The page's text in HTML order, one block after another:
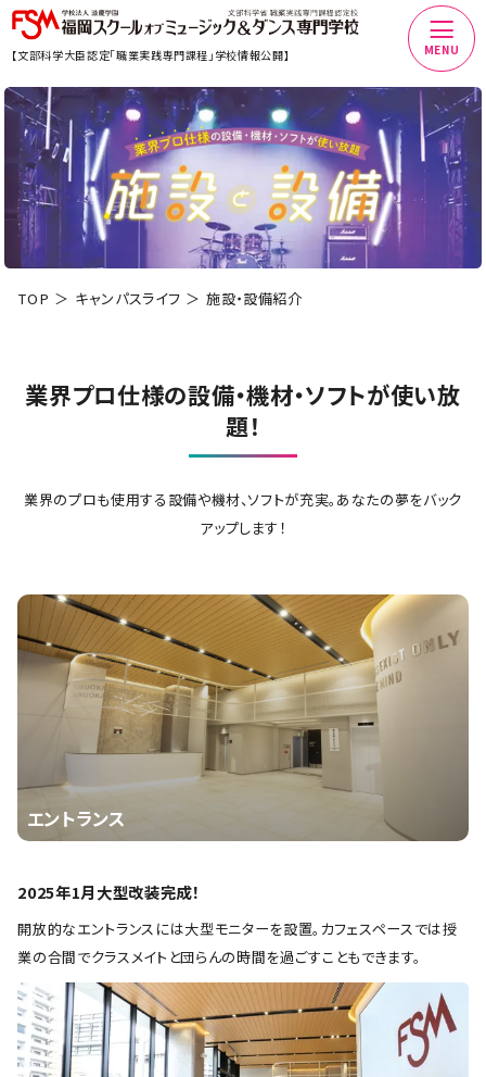
【文部科学大臣認定「職業実践専門課程」学校情報公開】 MENU
TOP キャンパスライフ 施設・設備紹介
業界プロ仕様の設備・機材・ソフトが使い放
題！
業界のプロも使用する設備や機材、ソフトが充実。あなたの夢をバック
アップします！
エントランス
2025年1月大型改装完成！
開放的なエントランスには大型モニターを設置。カフェスペースでは授
業の合間でクラスメイトと団らんの時間を過ごすこともできます。